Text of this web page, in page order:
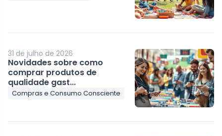
31 de julho de 2026
Novidades sobre como
comprar produtos de
qualidade gast...
Compras e Consumo Consciente